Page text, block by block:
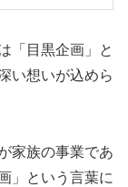
「目黒企画」と
い想いが込めら
家族の事業であ
」という言葉に